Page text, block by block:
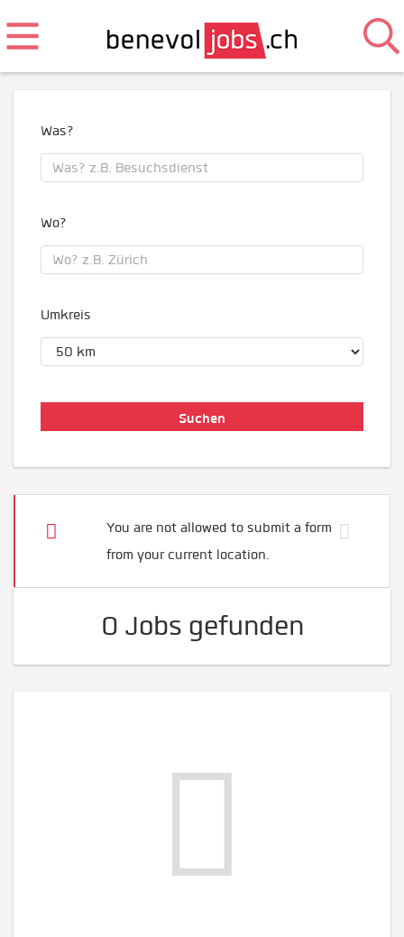
Was?
Wo?
Umkreis
You are not allowed to submit a form
from your current location.
0 Jobs gefunden